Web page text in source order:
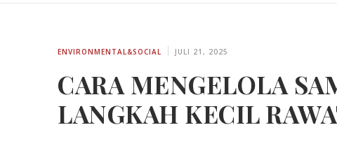
ENVIRONMENTAL&SOCIAL JULI 21, 2025
CARA MENGELOLA
LANGKAH KECIL